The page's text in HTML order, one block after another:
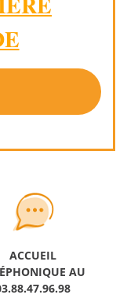
ACCUEIL
AU